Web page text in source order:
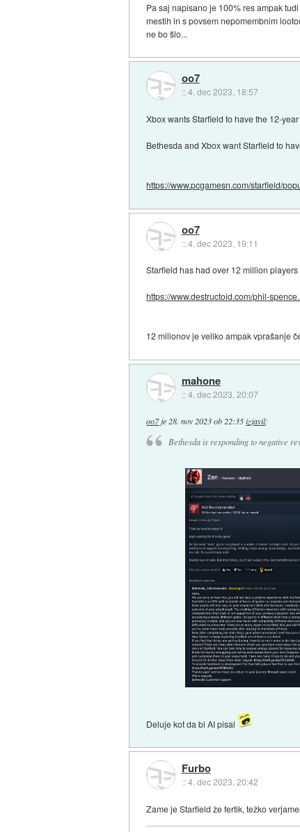
Pa saj napisano je 100% res ampak
mestih in s povsem nepomembnim
ne bo šlo...
oo7
::4. dec 2023, 18:57
Xbox wants Starfield to have the 12-
Bethesda and Xbox want Starfield to
https://www.pcgamesn.com/starfield/
oo7
::4. dec 2023, 19:11
Starfield has had over 12 million players
https://www.destructoid.com/phil-
12 milionov je veliko ampak vprašanje
mahone
::4. dec 2023, 20:07
oo7je 28. nov 2023 ob 22:35 izjavil:
Bethesda is responding to negative
Deluje kot da bi AI pisal
Furbo
::4. dec 2023, 20:42
Zame je Starfield že fertik, težko